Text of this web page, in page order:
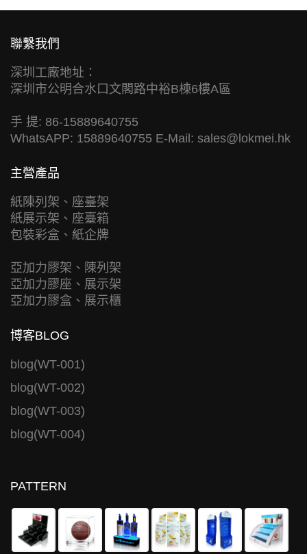
聯繫我們
深圳工廠地址：
深圳市公明合水口文閣路中裕B棟6樓A區
手 提: 86-15889640755
WhatsAPP: 15889640755 E-Mail: sales@lokmei.hk
主營產品
紙陳列架、座臺架
紙展示架、座臺箱
包裝彩盒、紙企牌
亞加力膠架、陳列架
亞加力膠座、展示架
亞加力膠盒、展示櫃
博客BLOG
blog(WT-001)
blog(WT-002)
blog(WT-003)
blog(WT-004)
PATTERN